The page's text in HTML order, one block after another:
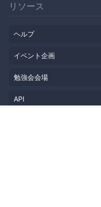
リソース
ヘルプ
イベント企画
勉強会会場
API